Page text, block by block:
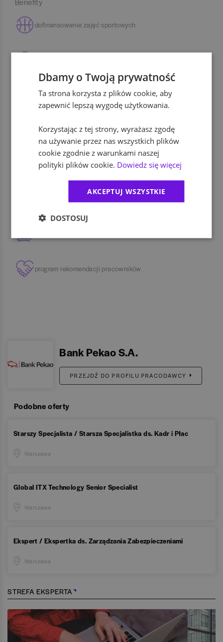
dofinansowanie zajęć sportowych
dofinansowanie szkoleń i kursów
ubezpieczenie na życie
możliwość pracy zdalnej
program rekomendacji pracowników
Bank Pekao S.A.
PRZEJDŹ DO PROFILU PRACODAWCY
Podobne oferty
Starszy Specjalista / Starsza Specjalistka ds. Kadr i Płac
Warszawa
Global ITX Technology Senior Specialist
Warszawa
Ekspert / Ekspertka ds. Zarządzania Zabezpieczeniami
Warszawa
STREFA EKSPERTA
Dbamy o Twoją prywatność
Ta strona korzysta z plików cookie, aby
zapewnić lepszą wygodę użytkowania.
Korzystając z tej strony, wyrażasz zgodę
na używanie przez nas wszystkich plików
cookie zgodnie z warunkami naszej
polityki plików cookie. Dowiedz się więcej
AKCEPTUJ WSZYSTKIE
DOSTOSUJ